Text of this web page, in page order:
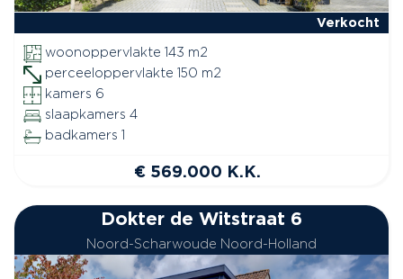
Verkocht
woonoppervlakte 143 m2
perceeloppervlakte 150 m2
kamers 6
slaapkamers 4
badkamers 1
€ 569.000 K.K.
Dokter de Witstraat 6
Noord-Scharwoude Noord-Holland